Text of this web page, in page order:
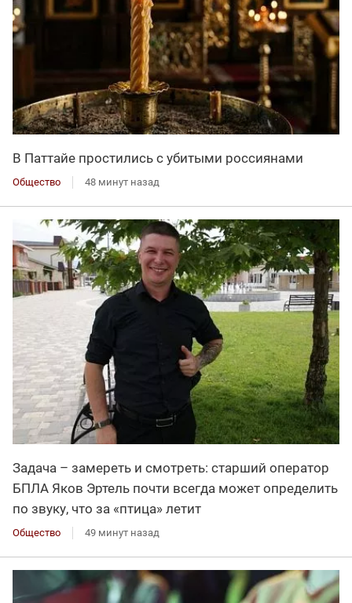
В Паттайе простились с убитыми россиянами
Общество 48 минут назад
Задача – замереть и смотреть: старший оператор
БПЛА Яков Эртель почти всегда может определить
по звуку, что за «птица» летит
Общество 49 минут назад